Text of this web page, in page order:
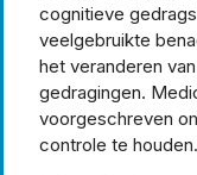
cognitieve
veelgebruikte
het veranderen
gedragingen.
voorgeschreven
controle te houden.